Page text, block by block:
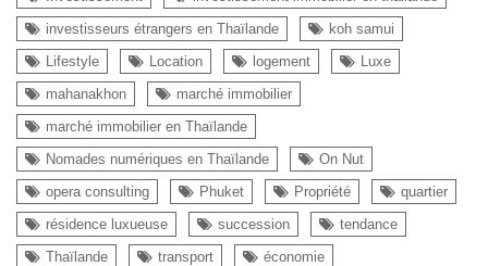
investisseurs étrangers en Thaïlande
koh samui
Lifestyle
Location logement
Luxe
mahanakhon
marché immobilier
marché immobilier en Thaïlande
Nomades numériques en Thaïlande
On Nut
opera consulting
Phuket Propriété
quartier
résidence luxueuse
succession
tendance
Thaïlande
transport
économie